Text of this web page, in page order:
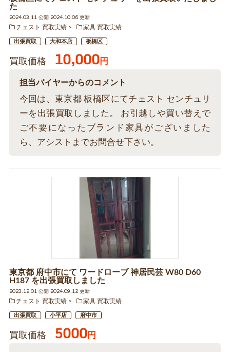
た
2024.03.11 公開 2024.10.06 更新
チェスト 買取実績
家具 買取実績
出張買取 大和本店 板橋区
買取価格 10,000円
担当バイヤーからのコメント
今回は、東京都 板橋区にてチェスト センチュリ
ーを出張買取しました。 お引越しや買い替えで
ご不要になったブランド家具がございました
ら、アシストまでお問合せ下さい。
東京都 府中市にて ワードローブ 神居民芸 W80 D60
H187 を出張買取しました
2023.12.01 公開 2024.09.12 更新
チェスト 買取実績
家具 買取実績
出張買取 小平店 府中市
買取価格 5000円